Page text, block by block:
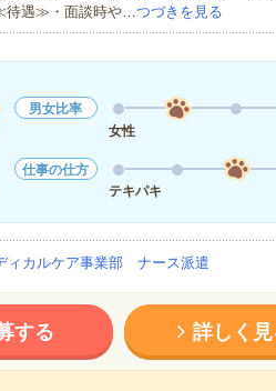
待遇≫・面談時や…つづきを見る
男女比率
女性
仕事の仕方
テキパキ
ィカルケア事業部 ナース派遣
する 詳しく見